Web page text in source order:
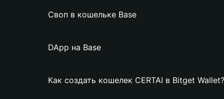
Своп в кошельке Base
DApp на Base
Как создать кошелек CERTAI в Bitget Wallet?